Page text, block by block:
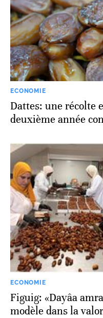
ECONOMIE
Dattes: une récolte
deuxième année
ECONOMIE
Figuig: «Dayâa
modèle dans la